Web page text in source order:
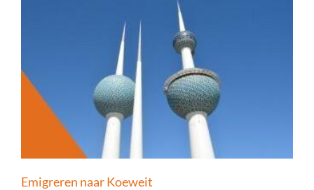
Emigreren naar Koeweit